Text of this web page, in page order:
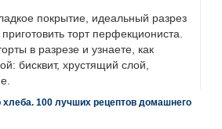
покрытие, идеальный разрез
торт перфекциониста.
в разрезе и узнаете, как
бисквит, хрустящий слой,
100 лучших рецептов домашнего